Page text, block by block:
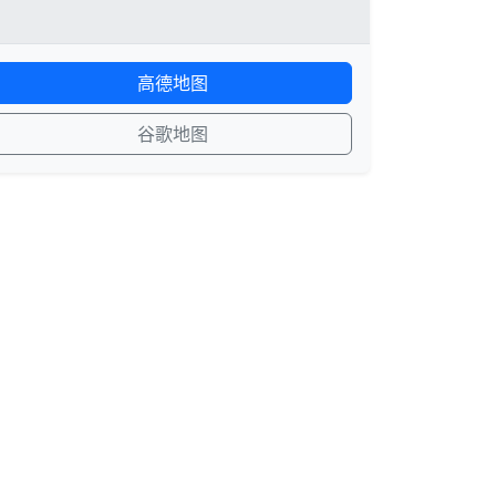
高德地图
谷歌地图